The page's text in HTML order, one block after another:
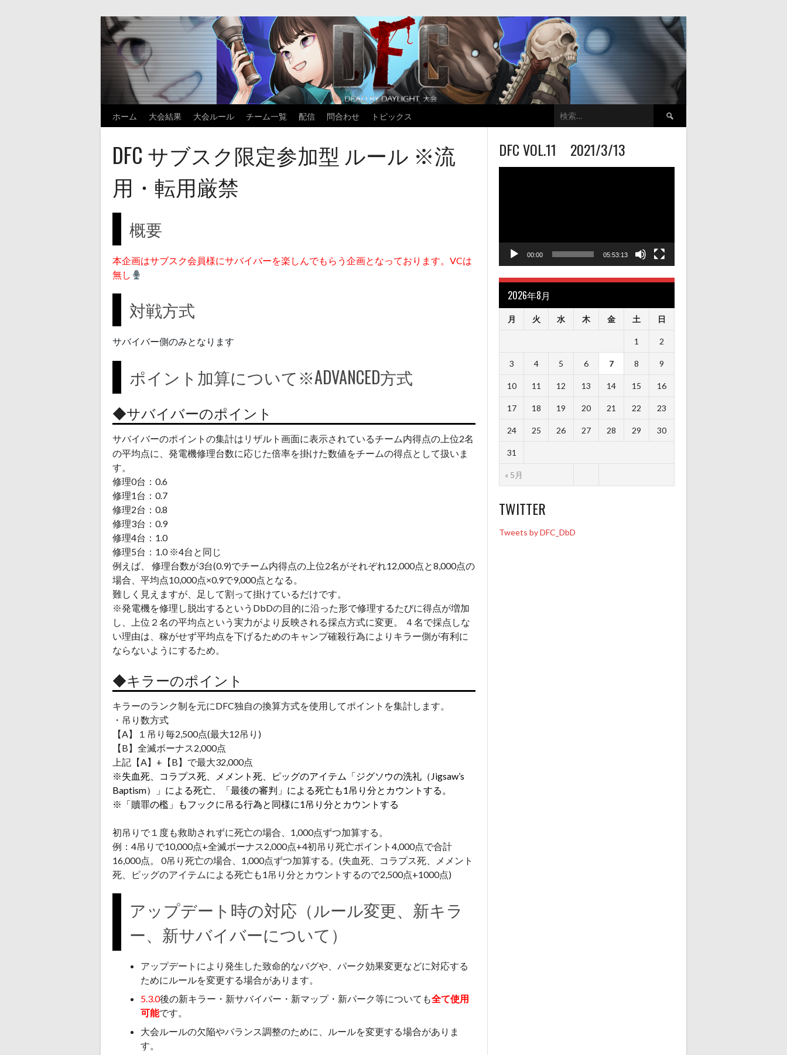
ホーム 大会結果 大会ルール チーム一覧 配信 問合わせ トピックス
索:
DFC サブスク限定参加型 ルール ※流
用・転用厳禁
概要
本企画はサブスク会員様にサバイバーを楽しんでもらう企画となっております。VCは
無し
対戦方式
サバイバー側のみとなります
ポイント加算について※ADVANCED方式
◆サバイバーのポイント
サバイバーのポイントの集計はリザルト画面に表示されているチーム内得点の上位2名
の平均点に、発電機修理台数に応じた倍率を掛けた数値をチームの得点として扱いま
す。
修理0台：0.6
修理1台：0.7
修理2台：0.8
修理3台：0.9
修理4台：1.0
修理5台：1.0 ※4台と同じ
例えば、 修理台数が3台(0.9)でチーム内得点の上位2名がそれぞれ12,000点と8,000点の
場合、平均点10,000点×0.9で9,000点となる。
難しく見えますが、足して割って掛けているだけです。
※発電機を修理し脱出するというDbDの目的に沿った形で修理するたびに得点が増加
し、上位２名の平均点という実力がより反映される採点方式に変更。 ４名で採点しな
い理由は、稼がせず平均点を下げるためのキャンプ確殺行為によりキラー側が有利に
ならないようにするため。
◆キラーのポイント
キラーのランク制を元にDFC独自の換算方式を使用してポイントを集計します。
・吊り数方式
【A】１吊り毎2,500点(最大12吊り)
【B】全滅ボーナス2,000点
上記【A】+【B】で最大32,000点
※失血死、コラプス死、メメント死、ピッグのアイテム「ジグソウの洗礼（Jigsaw’s
Baptism）」による死亡、「最後の審判」による死亡も1吊り分とカウントする。
※「贖罪の檻」もフックに吊る行為と同様に1吊り分とカウントする
初吊りで１度も救助されずに死亡の場合、1,000点ずつ加算する。
例：4吊りで10,000点+全滅ボーナス2,000点+4初吊り死亡ポイント4,000点で合計
16,000点。 0吊り死亡の場合、1,000点ずつ加算する。(失血死、コラプス死、メメント
死、ピッグのアイテムによる死亡も1吊り分とカウントするので2,500点+1000点)
アップデート時の対応（ルール変更、新キラ
ー、新サバイバーについて）
アップデートにより発生した致命的なバグや、パーク効果変更などに対応する
ためにルールを変更する場合があります。
5.3.0後の新キラー・新サバイバー・新マップ・新パーク等についても全て使用
可能です。
大会ルールの欠陥やバランス調整のために、ルールを変更する場合がありま
す。
DFC VOL.11 2021/3/13
00:00 05:53:13
2026年8月
月 火 水 木 金 土 日
« 5月
1 2
3 4 5 6 7 8 9
10 11 12 13 14 15 16
17 18 19 20 21 22 23
24 25 26 27 28 29 30
31
TWITTER
Tweets by DFC_DbD